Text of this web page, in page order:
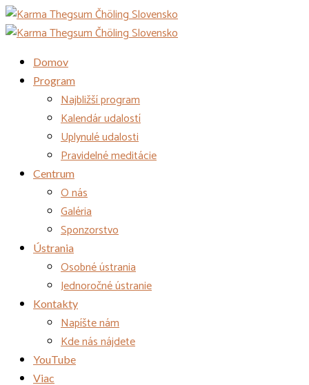
Domov
Program
Najbližší program
Kalendár udalostí
Uplynulé udalosti
Pravidelné meditácie
Centrum
O nás
Galéria
Sponzorstvo
Ústrania
Osobné ústrania
Jednoročné ústranie
Kontakty
Napíšte nám
Kde nás nájdete
YouTube
Viac